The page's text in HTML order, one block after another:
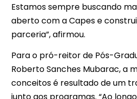
Estamos sempre buscando
aberto com a Capes e
parceria”, afirmou.
Para o pró-reitor de Pós-
Roberto Sanches Mubarac, a
conceitos é resultado de um